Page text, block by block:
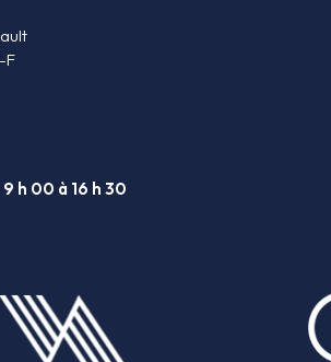
F
9 h 00 à 16 h 30